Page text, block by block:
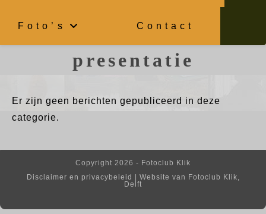
Foto’s Contact
presentatie
Er zijn geen berichten gepubliceerd in deze
categorie.
Copyright 2026 - Fotoclub Klik
Disclaimer en privacybeleid | Website van Fotoclub Klik,
Delft